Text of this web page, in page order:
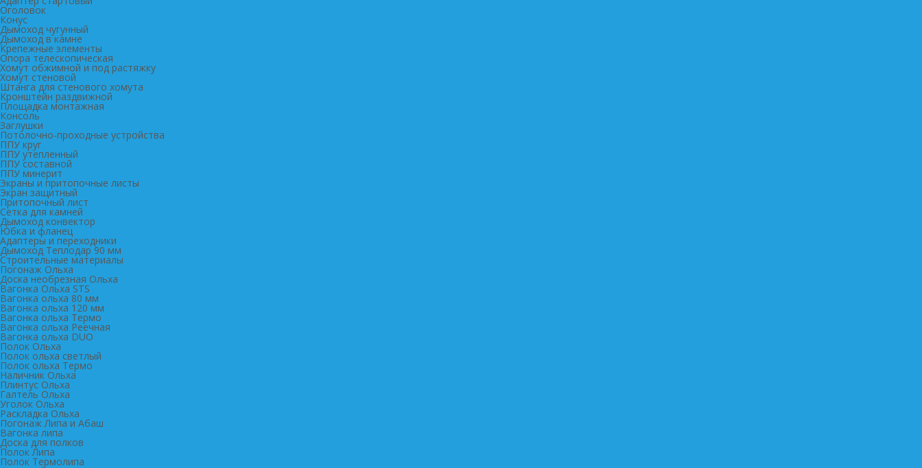
Оголовок
Конус
Дымоход чугунный
Дымоход в камне
Крепежные элементы
Опора телескопическая
Хомут обжимной и под растяжку
Хомут стеновой
Штанга для стенового хомута
Кронштейн раздвижной
Площадка монтажная
Консоль
Заглушки
Потолочно-проходные устройства
ППУ круг
ППУ утепленный
ППУ составной
ППУ минерит
Экраны и притопочные листы
Экран защитный
Притопочный лист
Сетка для камней
Дымоход конвектор
Юбка и фланец
Адаптеры и переходники
Дымоход Теплодар 90 мм
Cтроительные материалы
Погонаж Ольха
Доска необрезная Ольха
Вагонка Ольха STS
Вагонка ольха 80 мм
Вагонка ольха 120 мм
Вагонка ольха Термо
Вагонка ольха Реечная
Вагонка ольха DUO
Полок Ольха
Полок ольха светлый
Полок ольха Термо
Наличник Ольха
Плинтус Ольха
Галтель Ольха
Уголок Ольха
Раскладка Ольха
Погонаж Липа и Абаш
Вагонка липа
Доска для полков
Полок Липа
Полок Термолипа